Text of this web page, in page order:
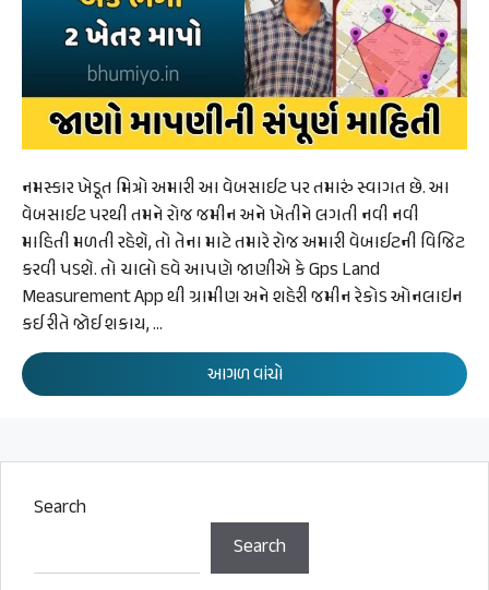
નમસ્કાર ખેડૂત મિત્રો અમારી આ વેબસાઈટ પર તમારું સ્વાગત છે. આ
વેબસાઈટ પરથી તમને રોજ જમીન અને ખેતીને લગતી નવી નવી
માહિતી મળતી રહેશે, તો તેના માટે તમારે રોજ અમારી વેબાઈટની વિજિટ
કરવી પડશે. તો ચાલો હવે આપણે જાણીએ કે Gps Land
Measurement App થી ગ્રામીણ અને શહેરી જમીન રેકોડ ઓનલાઇન
કઈ રીતે જોઈ શકાય, …
આગળ વાંચો
Search
Search